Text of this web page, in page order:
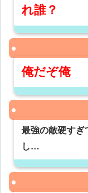
れ誰？
俺だぞ俺
最強の敵硬すぎ
し…